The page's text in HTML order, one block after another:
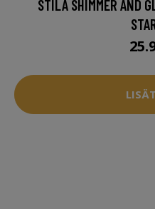
STILA SHIMMER AND